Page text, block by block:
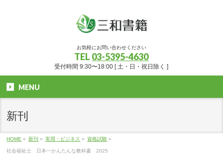
お気軽にお問い合わせください
TEL 03-5395-4630
受付時間 9:30〜18:00 [ 土・日・祝日除く ]
MENU
新刊
HOME » 新刊 » 実用・ビジネス » 資格試験 »
社会福祉士 日本一かんたんな教科書 2025